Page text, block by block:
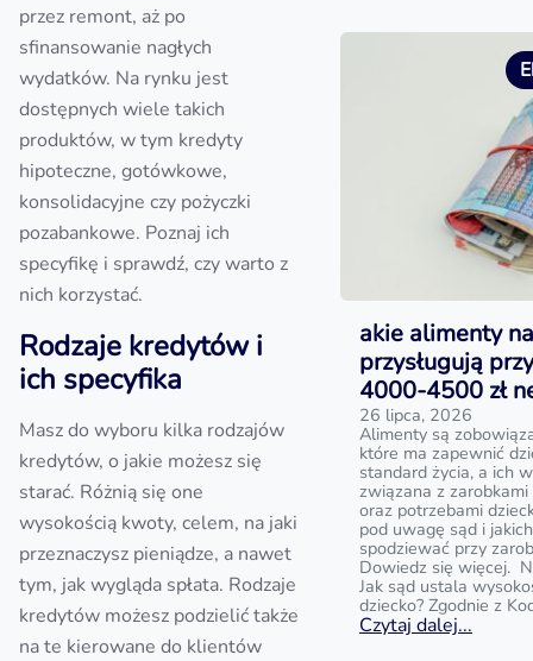
przez remont, aż po
sfinansowanie nagłych
wydatków. Na rynku jest
dostępnych wiele takich
produktów, w tym kredyty
hipoteczne, gotówkowe,
konsolidacyjne czy pożyczki
pozabankowe. Poznaj ich
specyfikę i sprawdź, czy warto z
nich korzystać.
Rodzaje kredytów i
ich specyfika
Masz do wyboru kilka rodzajów
kredytów, o jakie możesz się
starać. Różnią się one
wysokością kwoty, celem, na jaki
przeznaczysz pieniądze, a nawet
tym, jak wygląda spłata. Rodzaje
kredytów możesz podzielić także
na te kierowane do klientów
akie alimenty
przysługują
4000-4500 zł
26 lipca, 2026
Alimenty są
które ma zapewnić
standard życia, a ich
związana z
oraz potrzebami
pod uwagę sąd i
spodziewać przy
Dowiedz się więcej.
Jak sąd ustala
dziecko? Zgodnie z
Czytaj dalej...